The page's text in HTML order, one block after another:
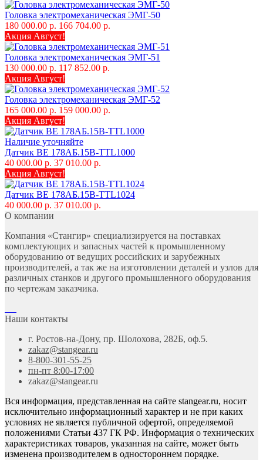
Головка электромеханическая ЭМГ-50
180 000.00 р. 166 704.00 р.
Акция Август!
Головка электромеханическая ЭМГ-51
130 000.00 р. 117 852.00 р.
Акция Август!
Головка электромеханическая ЭМГ-52
165 000.00 р. 159 000.00 р.
Акция Август!
Наличие уточняйте
Датчик ВЕ 178АБ.15В-TTL1000
40 000.00 р. 37 010.00 р.
Акция Август!
Датчик ВЕ 178АБ.15В-TTL1024
40 000.00 р. 37 010.00 р.
О компании
Компания «Стангир» специализируется на поставках
комплектующих и запасных частей к промышленному
оборудованию от ведущих российских и зарубежных
производителей, а так же на изготовлении деталей и узлов для
различных станков и другого промышленного оборудования
по чертежам заказчика.
Наши контакты
г. Ростов-на-Дону, пр. Шолохова, 282Б, оф.5.
zakaz@stangear.ru
8-800-301-55-25
пн-пт 8:00-17:00
zakaz@stangear.ru
Вся информация, представленная на сайте stangear.ru, носит
исключительно информационный характер и не при каких
условиях не является публичной офертой, определяемой
положениями Статьи 437 ГК РФ. Информация о технических
характеристиках товаров, указанная на сайте, может быть
изменена производителем в одностороннем порядке.